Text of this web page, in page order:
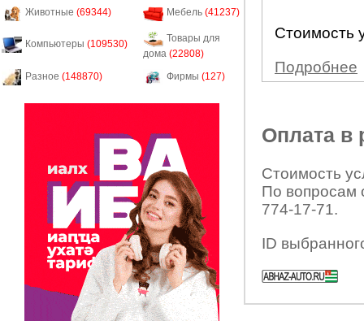
Животные (69344) Мебель (41237)
Компьютеры (109530)
Товары для
дома (22808)
Разное (148870) Фирмы (127)
Стоимость
Подробнее
Оплата в
Стоимость
По вопросам
774-17-71.
ID